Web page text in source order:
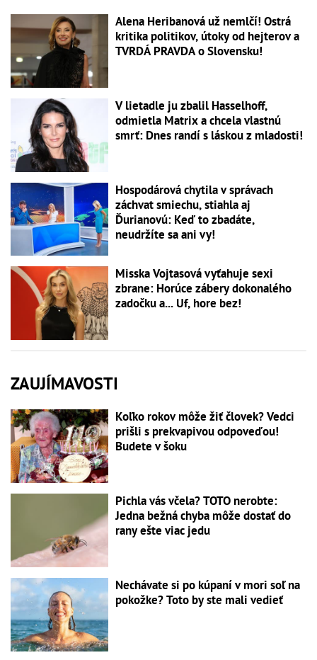
Alena Heribanová už nemlčí! Ostrá
kritika politikov, útoky od hejterov a
TVRDÁ PRAVDA o Slovensku!
V lietadle ju zbalil Hasselhoff,
odmietla Matrix a chcela vlastnú
smrť: Dnes randí s láskou z mladosti!
Hospodárová chytila v správach
záchvat smiechu, stiahla aj
Ďurianovú: Keď to zbadáte,
neudržíte sa ani vy!
Misska Vojtasová vyťahuje sexi
zbrane: Horúce zábery dokonalého
zadočku a... Uf, hore bez!
ZAUJÍMAVOSTI
Koľko rokov môže žiť človek? Vedci
prišli s prekvapivou odpoveďou!
Budete v šoku
Pichla vás včela? TOTO nerobte:
Jedna bežná chyba môže dostať do
rany ešte viac jedu
Nechávate si po kúpaní v mori soľ na
pokožke? Toto by ste mali vedieť